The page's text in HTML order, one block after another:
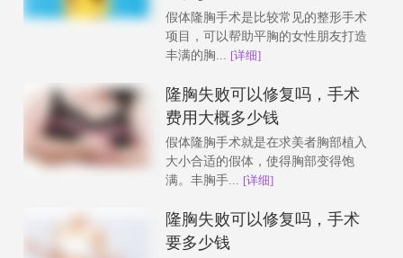
假体隆胸手术是比较常见的整形手术
项目，可以帮助平胸的女性朋友打造
丰满的胸... [详细]
隆胸失败可以修复吗，手术
费用大概多少钱
假体隆胸手术就是在求美者胸部植入
大小合适的假体，使得胸部变得饱
满。丰胸手... [详细]
隆胸失败可以修复吗，手术
要多少钱